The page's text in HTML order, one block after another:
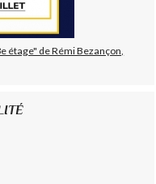
étage" de Rémi Bezançon,